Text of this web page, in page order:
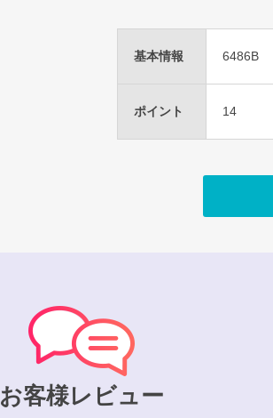
基本情報 6486B
ポイント 14
お客様レビュー